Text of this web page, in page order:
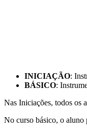
INICIAÇÃO:
BÁSICO:
Nas Iniciações, todos os
No curso básico, o aluno